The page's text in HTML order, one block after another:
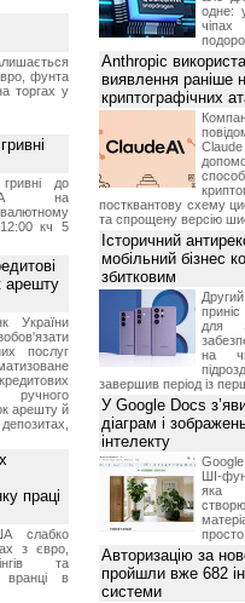
фунта
торгах у
до
на
кч 5
арешту
України
послуг
арешту й
праці
слабко
з євро,
та
вранці в
одне:
чіпах
Anthropic
виявлення раніше
криптографічних
постквантову схему
та спрощену версію
Історичний
мобільний бізнес
збитковим
для
на
завершив період із
У Google Docs
діаграм і
інтелекту
ШІ-
яка
просто
Авторизацію за
пройшли вже 682
системи